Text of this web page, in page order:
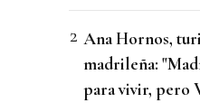
Ana Hornos,
madrileña:
para vivir, pero